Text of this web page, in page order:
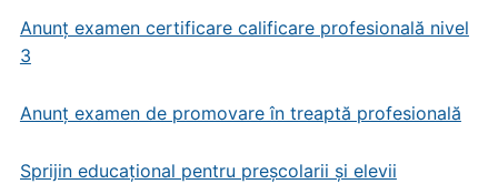
Anunț examen certificare calificare profesională nivel
3
Anunț examen de promovare în treaptă profesională
Sprijin educațional pentru preșcolarii și elevii